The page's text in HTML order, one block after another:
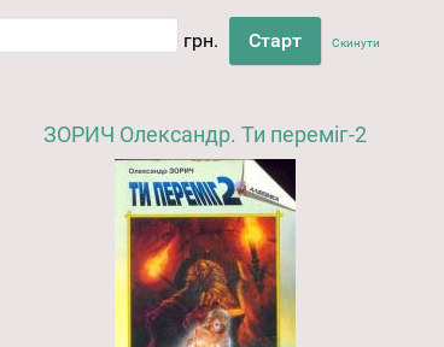
грн. Скинути
ЗОРИЧ Олександр. Ти переміг-2